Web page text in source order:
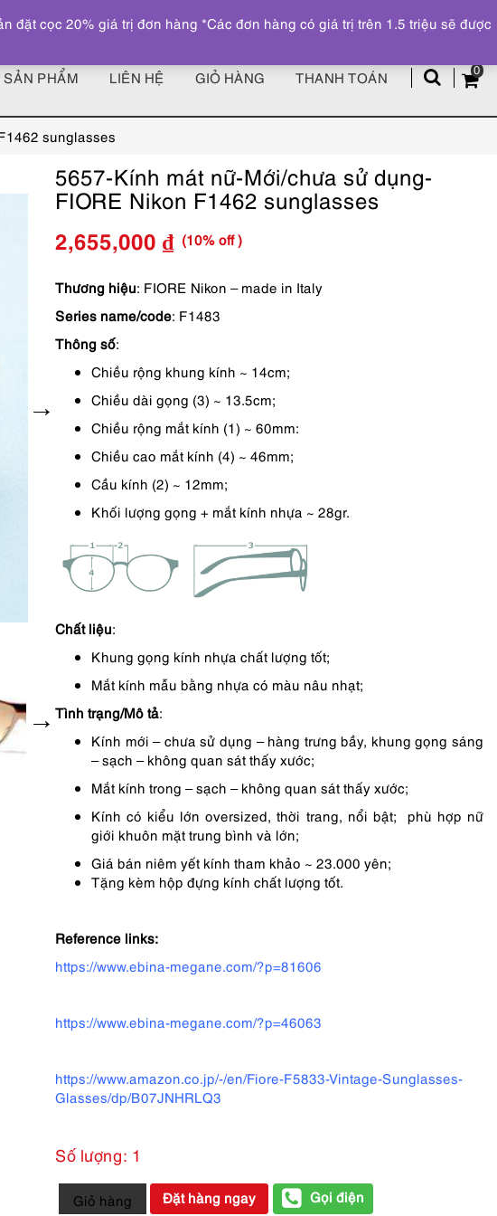
z
0
SẢN PHẨM LIÊN HỆ GIỎ HÀNG THANH TOÁN
sunglasses
5657-Kính mát nữ-Mới/chưa sử dụng-
FIORE Nikon F1462 sunglasses
Giá
gốc
là:
2,655,000 ₫
Giá
hiện
tại
2,655,000 ₫.
(10% off )
Thương hiệu: FIORE Nikon – made in Italy
Series name/code: F1483
Thông số:
Chiều rộng khung kính ~ 14cm;
Chiều dài gọng (3) ~ 13.5cm;
Chiều rộng mắt kính (1) ~ 60mm:
Chiều cao mắt kính (4) ~ 46mm;
Cầu kính (2) ~ 12mm;
Khối lượng gọng + mắt kính nhựa ~ 28gr.
Chất liệu:
Khung gọng kính nhựa chất lượng tốt;
Mắt kính mẫu bằng nhựa có màu nâu nhạt;
Tình trạng/Mô tả:
Kính mới – chưa sử dụng – hàng trưng bầy, khung gọng sáng
– sạch – không quan sát thấy xước;
Mắt kính trong – sạch – không quan sát thấy xước;
Kính có kiểu lớn oversized, thời trang, nổi bật; phù hợp nữ
giới khuôn mặt trung bình và lớn;
Giá bán niêm yết kính tham khảo ~ 23.000 yên;
Tặng kèm hộp đựng kính chất lượng tốt.
Reference links:
https://www.ebina-megane.com/?p=81606
https://www.ebina-megane.com/?p=46063
https://www.amazon.co.jp/-/en/Fiore-F5833-Vintage-Sunglasses-
Glasses/dp/B07JNHRLQ3
Số lượng: 1
5657-
Kính
Giỏ hàng Đặt hàng ngay Gọi điện
đặt cọc 20% giá trị đơn hàng *Các đơn hàng có giá trị trên 1.5 triệu sẽ được